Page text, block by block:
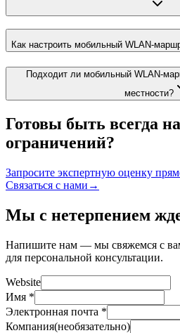
Как настроить мобильный WLAN-
Подходит ли мобильный WLAN-
местности?
Готовы быть всегда
ограничений?
Запросите экспертную оценку
Связаться с нами →
Мы с нетерпением
Напишите нам — мы свяжемся с
для персональной консультации.
Website
Имя *
Электронная почта *
Компания(необязательно)